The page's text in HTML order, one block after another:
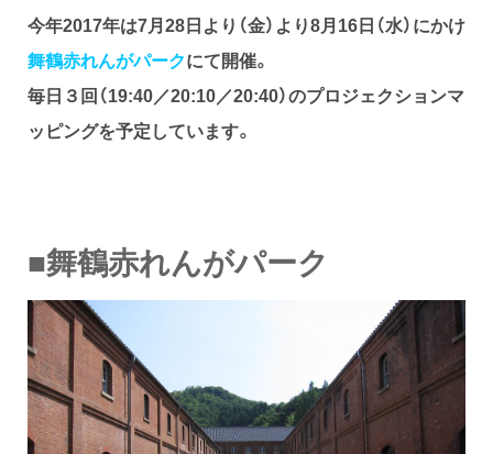
今年2017年は7月28日より（金）より8月16日（水）にかけ
舞鶴赤れんがパークにて開催。
毎日３回（19:40／20:10／20:40）のプロジェクションマ
ッピングを予定しています。
■舞鶴赤れんがパーク